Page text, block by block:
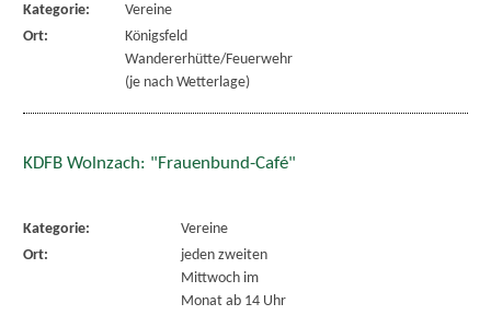
Kategorie:
Vereine
Ort:
Königsfeld
Wandererhütte/Feuerwehr
(je nach Wetterlage)
KDFB Wolnzach: "Frauenbund-Café"
Kategorie:
Vereine
Ort:
jeden zweiten
Mittwoch im
Monat ab 14 Uhr